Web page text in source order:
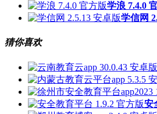
学浪 7.4.0
学信网
猜你喜欢
安